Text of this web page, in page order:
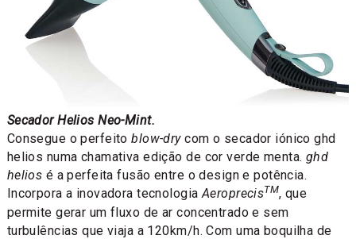
Secador Helios Neo-Mint.
Consegue o perfeitoblow-drycom o secador iónico ghd
helios numa chamativa edição de cor verde menta. ghd
helios é a perfeita fusão entre o design e potência.
Incorpora a inovadora tecnologiaAeroprecisTM, que
permite gerar um fluxo de ar concentrado e sem
turbulências que viaja a 120km/h. Com uma boquilha de